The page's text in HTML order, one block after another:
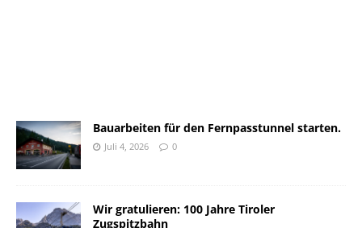
Bauarbeiten für den Fernpasstunnel starten.
Juli 4, 2026 0
Wir gratulieren: 100 Jahre Tiroler
Zugspitzbahn